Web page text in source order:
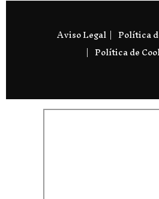
Aviso Legal
Política
Política de